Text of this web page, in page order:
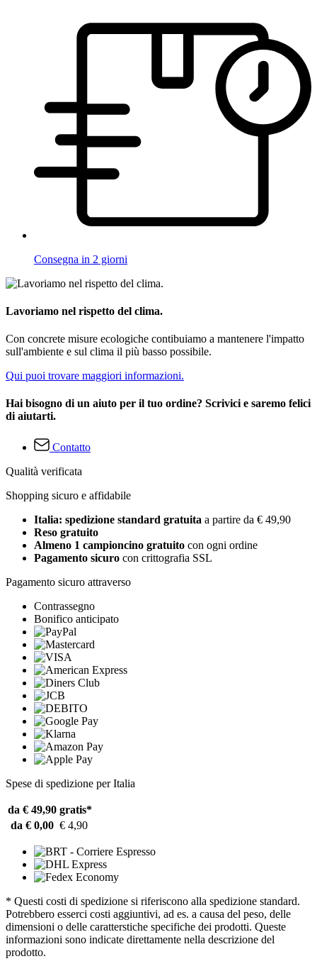
Consegna in 2 giorni
Lavoriamo nel rispetto del clima.
Con concrete misure ecologiche contibuiamo a mantenere l'impatto
sull'ambiente e sul clima il più basso possibile.
Qui puoi trovare maggiori informazioni.
Hai bisogno di un aiuto per il tuo ordine? Scrivici e saremo felici
di aiutarti.
Contatto
Qualità verificata
Shopping sicuro e affidabile
Italia: spedizione standard gratuita a partire da € 49,90
Reso gratuito
Almeno 1 campioncino gratuito con ogni ordine
Pagamento sicuro con crittografia SSL
Pagamento sicuro attraverso
Contrassegno
Bonifico anticipato
Spese di spedizione per Italia
da € 49,90 gratis*
da € 0,00 € 4,90
* Questi costi di spedizione si riferiscono alla spedizione standard.
Potrebbero esserci costi aggiuntivi, ad es. a causa del peso, delle
dimensioni o delle caratterstiche specifiche dei prodotti. Queste
informazioni sono indicate direttamente nella descrizione del
prodotto.